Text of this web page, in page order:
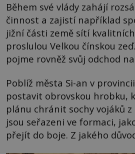
Během své vlády zahájí
činnost a zajistí například
jižní části země sítí
proslulou Velkou čínskou
pojme rovněž svůj odchod
Poblíž města Si-an v
postavit obrovskou hrobku,
plánu chránit sochy vojáků
jsou seřazeni ve formaci,
přejít do boje. Z jakého